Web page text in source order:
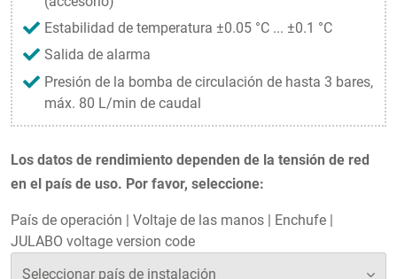
Los datos de rendimiento dependen de la tensión de red
en el país de uso. Por favor, seleccione:
País de operación | Voltaje de las manos | Enchufe |
JULABO voltage version code
Estabilidad de temperatura ±0.05 °C ... ±0.1 °C
Salida de alarma
Presión de la bomba de circulación de hasta 3 bares,
máx. 80 L/min de caudal